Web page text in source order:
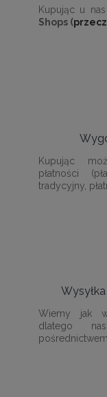
Kupując u
Shops (
Kupując
płatności
tradycyjny,
Wiemy jak
dlatego